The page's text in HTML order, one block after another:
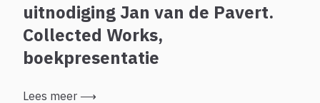
uitnodiging Jan van de Pavert.
Collected Works,
boekpresentatie
Lees meer ⟶